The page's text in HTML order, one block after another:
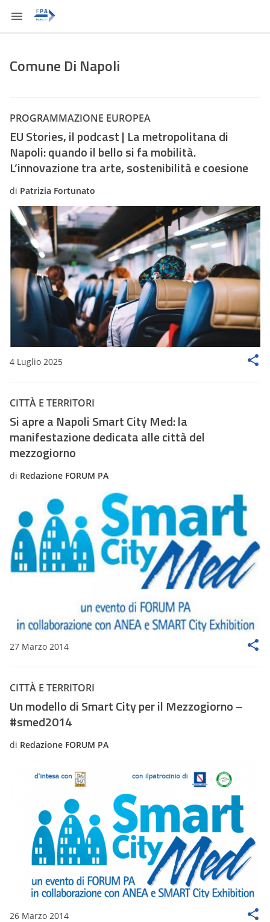
Comune Di Napoli
PROGRAMMAZIONE EUROPEA
EU Stories, il podcast | La metropolitana di
Napoli: quando il bello si fa mobilità.
L’innovazione tra arte, sostenibilità e coesione
di Patrizia Fortunato
4 Luglio 2025
CITTÀ E TERRITORI
Si apre a Napoli Smart City Med: la
manifestazione dedicata alle città del
mezzogiorno
di Redazione FORUM PA
27 Marzo 2014
CITTÀ E TERRITORI
Un modello di Smart City per il Mezzogiorno –
#smed2014
di Redazione FORUM PA
26 Marzo 2014